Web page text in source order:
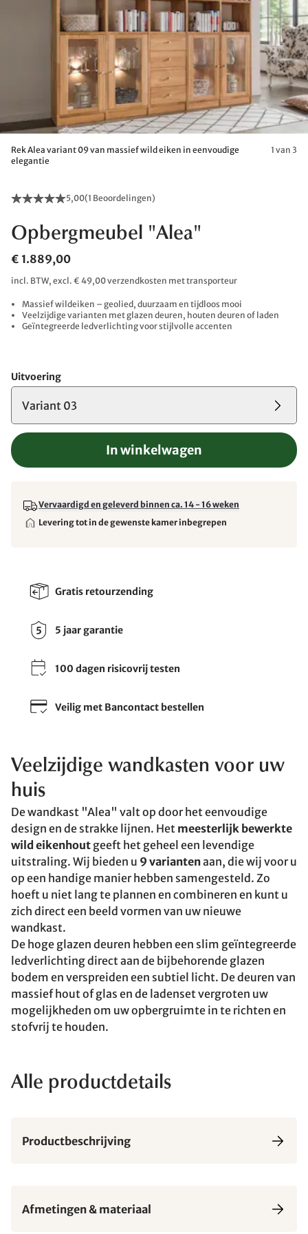
Rek Alea variant 09 van massief wild eiken in eenvoudige
elegantie
1 van 3
5,00(1 Beoordelingen)
Opbergmeubel "Alea"
€ 1.889,00
incl. BTW, excl. € 49,00 verzendkosten met transporteur
Massief wildeiken – geolied, duurzaam en tijdloos mooi
Veelzijdige varianten met glazen deuren, houten deuren of laden
Geïntegreerde ledverlichting voor stijlvolle accenten
Uitvoering
Variant 03
In winkelwagen
Vervaardigd en geleverd binnen ca. 14 - 16 weken
Levering tot in de gewenste kamer inbegrepen
Gratis retourzending
5 jaar garantie
100 dagen risicovrij testen
Veilig met Bancontact bestellen
Veelzijdige wandkasten voor uw
huis
De wandkast "Alea" valt op door het eenvoudige
design en de strakke lijnen. Het meesterlijk bewerkte
wild eikenhout geeft het geheel een levendige
uitstraling. Wij bieden u 9 variantenaan, die wij voor u
op een handige manier hebben samengesteld. Zo
hoeft u niet lang te plannen en combineren en kunt u
zich direct een beeld vormen van uw nieuwe
wandkast.
De hoge glazen deuren hebben een slim geïntegreerde
ledverlichting direct aan de bijbehorende glazen
bodem en verspreiden een subtiel licht. De deuren van
massief hout of glas en de ladenset vergroten uw
mogelijkheden om uw opbergruimte in te richten en
stofvrij te houden.
Alle productdetails
Productbeschrijving
Afmetingen & materiaal